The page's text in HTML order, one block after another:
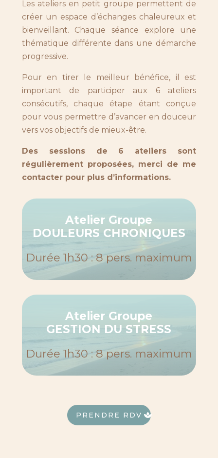
Les ateliers en petit groupe permettent de
créer un espace d’échanges chaleureux et
bienveillant. Chaque séance explore une
thématique différente dans une démarche
progressive.
Pour en tirer le meilleur bénéfice, il est
important de participer aux 6 ateliers
consécutifs, chaque étape étant conçue
pour vous permettre d’avancer en douceur
vers vos objectifs de mieux-être.
Des sessions de 6 ateliers sont
régulièrement proposées, merci de me
contacter pour plus d’informations.
Atelier Groupe
DOULEURS CHRONIQUES
Durée 1h30 : 8 pers. maximum
Atelier Groupe
GESTION DU STRESS
Durée 1h30 : 8 pers. maximum
PRENDRE RDV